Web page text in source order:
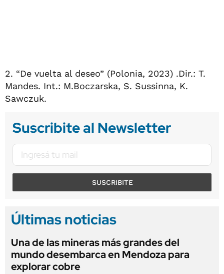
2. “De vuelta al deseo” (Polonia, 2023) .Dir.: T.
Mandes. Int.: M.Boczarska, S. Sussinna, K.
Sawczuk.
Suscribite al Newsletter
SUSCRIBITE
Últimas noticias
Una de las mineras más grandes del
mundo desembarca en Mendoza para
explorar cobre